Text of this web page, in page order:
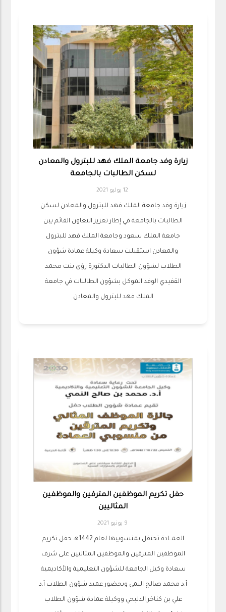
زيارة وفد جامعة الملك فهد للبترول والمعادن
لسكن الطالبات بالجامعة
12 يوليو 2021
زيارة وفد جامعة الملك فهد للبترول والمعادن لسكن
الطالبات بالجامعة في إطار تعزيز التعاون القائم بين
جامعة الملك سعود وجامعة الملك فهد للبترول
والمعادن استقبلت سعادة وكيلة عمادة شؤون
الطلاب لشؤون الطالبات الدكتورة رؤى بنت محمد
القفيدي الوفد الموكل بشؤون الطالبات في جامعة
الملك فهد للبترول والمعادن
حفل تكريم الموظفين المترقين والموظفين
المثاليين
9 يونيو 2021
العمــادة تحتفل بمنسوبيها لعام 1442هـ حفل تكريم
الموظفين المترقين والموظفين المثاليين على شرف
سعادة وكيل الجامعة للشؤون التعليمية والأكاديمية
أ.د محمد صالح النمي وبحضور عميد شؤون الطلاب أ.د
علي بن كناخر الدلبحي ووكيلة عمادة شؤون الطلاب